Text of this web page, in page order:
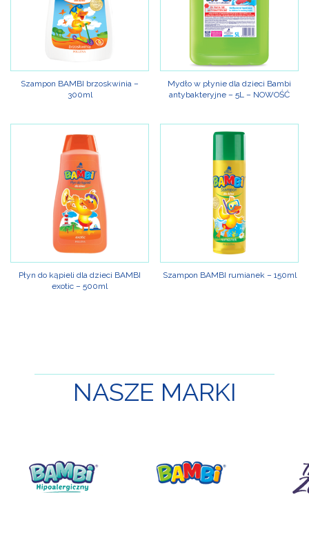
Szampon BAMBI brzoskwinia –
300ml
Mydło w płynie dla dzieci Bambi
antybakteryjne – 5L – NOWOŚĆ
Płyn do kąpieli dla dzieci BAMBI
exotic – 500ml
Szampon BAMBI rumianek – 150ml
NASZE MARKI